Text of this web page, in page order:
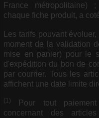
France métropolitaine)
chaque fiche produit, a
Les tarifs pouvant
moment de la validation
mise en panier) pour le
d'expédition du bon de
par courrier. Tous les
affichent une date limite
(1)
Pour tout
concernant des